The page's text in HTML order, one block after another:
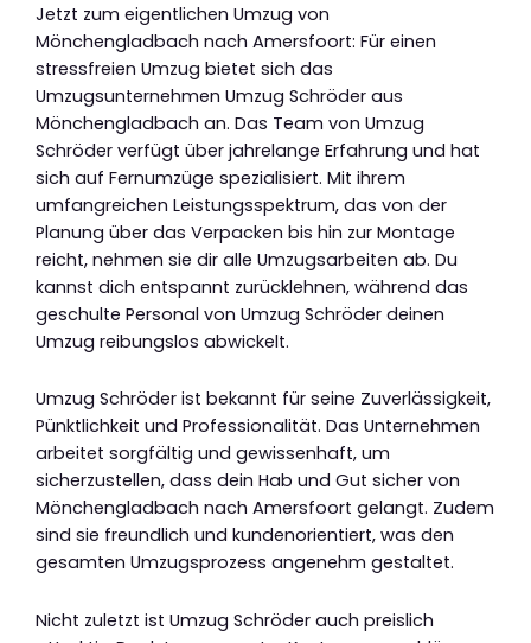
Jetzt zum eigentlichen Umzug von
Mönchengladbach nach Amersfoort: Für einen
stressfreien Umzug bietet sich das
Umzugsunternehmen Umzug Schröder aus
Mönchengladbach an. Das Team von Umzug
Schröder verfügt über jahrelange Erfahrung und hat
sich auf Fernumzüge spezialisiert. Mit ihrem
umfangreichen Leistungsspektrum, das von der
Planung über das Verpacken bis hin zur Montage
reicht, nehmen sie dir alle Umzugsarbeiten ab. Du
kannst dich entspannt zurücklehnen, während das
geschulte Personal von Umzug Schröder deinen
Umzug reibungslos abwickelt.
Umzug Schröder ist bekannt für seine Zuverlässigkeit,
Pünktlichkeit und Professionalität. Das Unternehmen
arbeitet sorgfältig und gewissenhaft, um
sicherzustellen, dass dein Hab und Gut sicher von
Mönchengladbach nach Amersfoort gelangt. Zudem
sind sie freundlich und kundenorientiert, was den
gesamten Umzugsprozess angenehm gestaltet.
Nicht zuletzt ist Umzug Schröder auch preislich